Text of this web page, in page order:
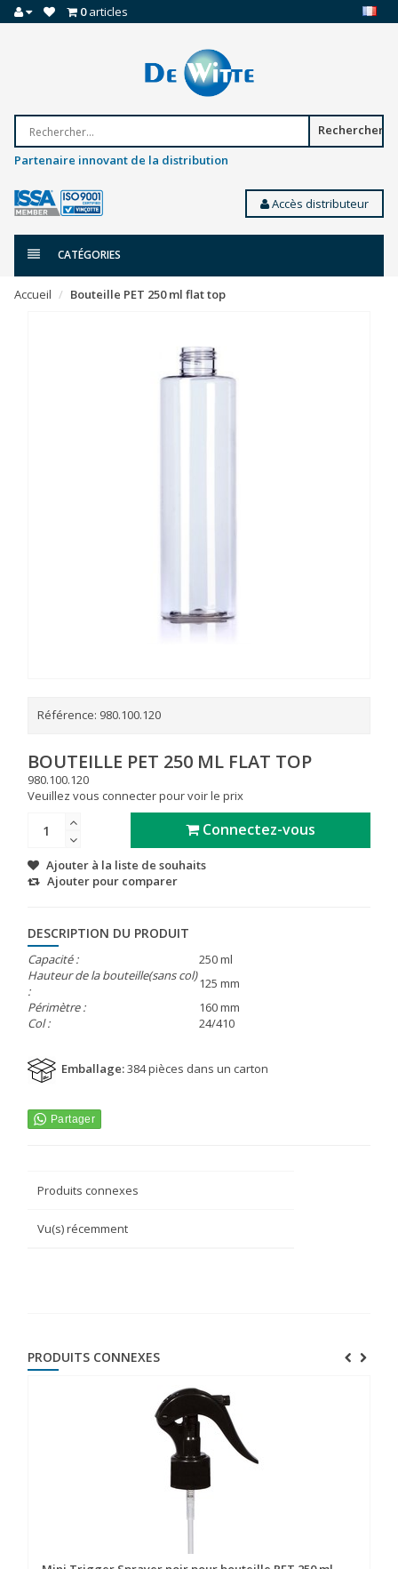
0articles
Rechercher
Partenaire innovant de la distribution
Accès distributeur
CATÉGORIES
Accueil Bouteille PET 250 ml flat top
Référence: 980.100.120
BOUTEILLE PET 250 ML FLAT TOP
980.100.120
Veuillez vous connecter pour voir le prix
Connectez-vous
Ajouter à la liste de souhaits
Ajouter pour comparer
DESCRIPTION DU PRODUIT
Capacité :
250 ml
Hauteur de la bouteille(sans col)
:
125 mm
Périmètre :
160 mm
Col :
24/410
Emballage:384 pièces dans un carton
Produits connexes
Vu(s) récemment
PRODUITS CONNEXES